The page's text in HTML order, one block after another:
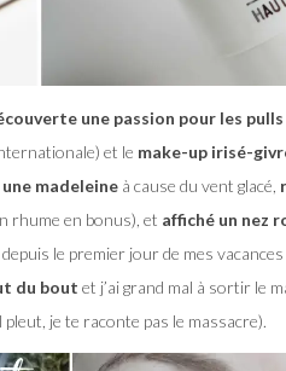
une passion pour les
et le make-up irisé-
madeleine à cause du vent glacé,
rhume en bonus), et affiché un nez
le premier jour de mes
du bout et j’ai grand mal à sortir le
pleut, je te raconte pas le massacre).